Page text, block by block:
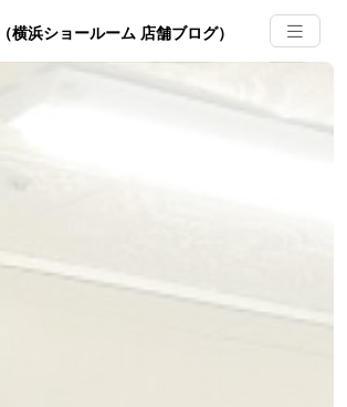
（横浜ショールーム 店舗ブログ）